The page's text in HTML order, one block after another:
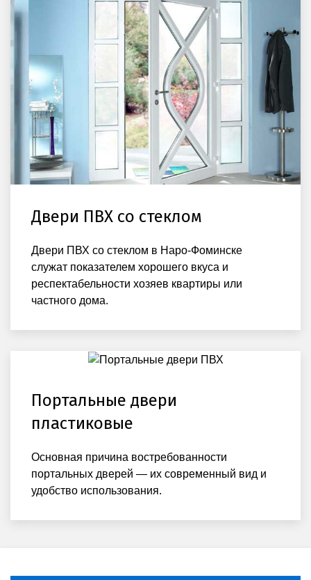
Двери ПВХ со стеклом
Двери ПВХ со стеклом в Наро-Фоминске
служат показателем хорошего вкуса и
респектабельности хозяев квартиры или
частного дома.
Портальные двери
пластиковые
Основная причина востребованности
портальных дверей — их современный вид и
удобство использования.